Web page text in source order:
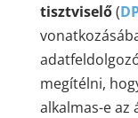
tisztviselő(
megítélni,
alkalmas-e az